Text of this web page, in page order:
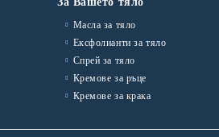
Масла за тяло
Ексфолианти за тяло
Спрей за тяло
Кремове за ръце
Кремове за крака